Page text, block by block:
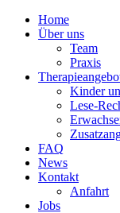
Home
Über uns
Team
Praxis
Kinder
Lese-
FAQ
News
Kontakt
Anfahrt
Jobs